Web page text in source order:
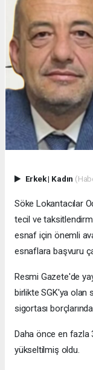
Erkek| Kadın
Söke Lokantacılar
tecil ve
esnaf için önemli
esnaflara başvuru
Resmi Gazete'de
birlikte SGK'ya olan
sigortası
Daha önce en fazla
yükseltilmiş oldu.